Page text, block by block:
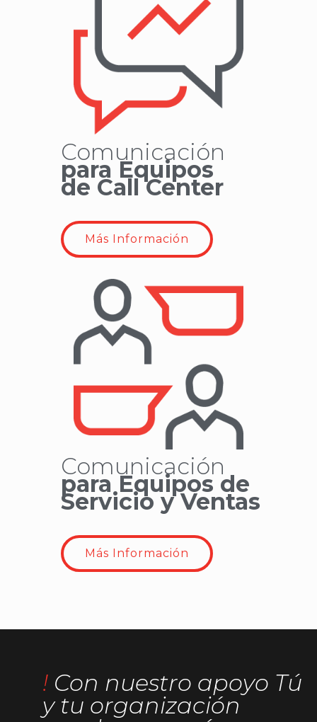
Comunicación
para Equipos
de Call Center
Más Información
Comunicación
para Equipos de
Servicio y Ventas
Más Información
! Con nuestro apoyo Tú
y tu organización